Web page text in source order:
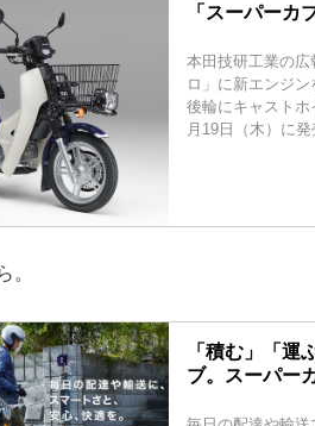
「スーパーカ
本田技研工業の
ロ」に新エンジ
後輪にキャスト
月19日（木）に発
。
「積む」「運
ブ。スーパー